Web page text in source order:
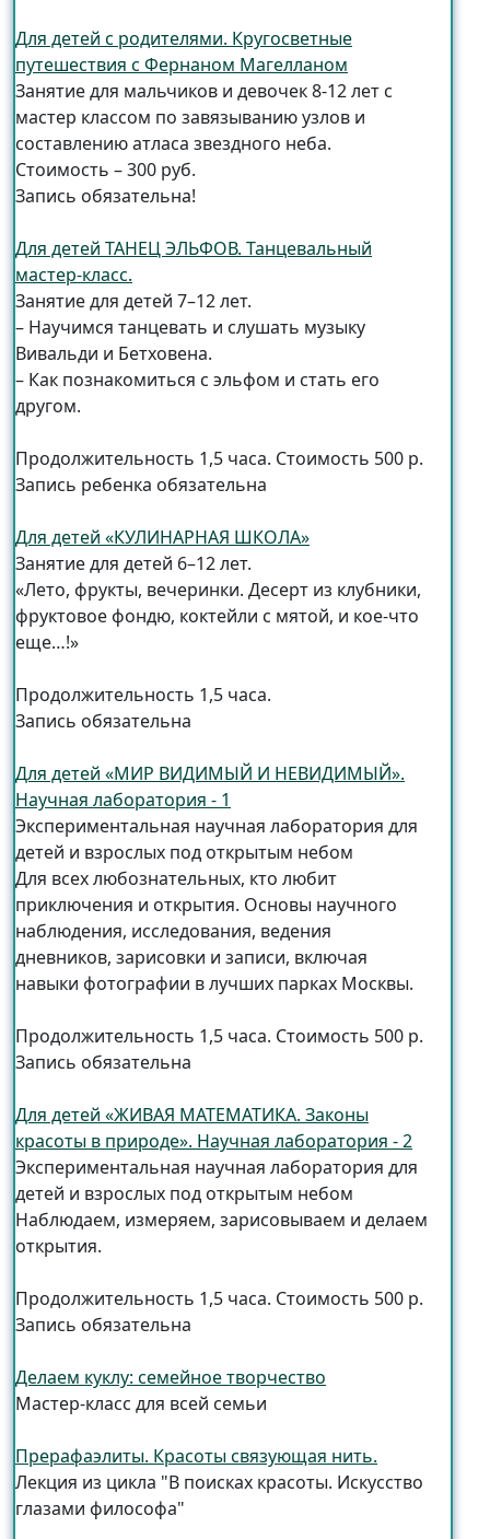
Для детей с родителями. Кругосветные
путешествия с Фернаном Магелланом
Занятие для мальчиков и девочек 8-12 лет с
мастер классом по завязыванию узлов и
составлению атласа звездного неба.
Стоимость – 300 руб.
Запись обязательна!
Для детей ТАНЕЦ ЭЛЬФОВ. Танцевальный
мастер-класс.
Занятие для детей 7–12 лет.
– Научимся танцевать и слушать музыку
Вивальди и Бетховена.
– Как познакомиться с эльфом и стать его
другом.
Продолжительность 1,5 часа. Стоимость 500 р.
Запись ребенка обязательна
Для детей «КУЛИНАРНАЯ ШКОЛА»
Занятие для детей 6–12 лет.
«Лето, фрукты, вечеринки. Десерт из клубники,
фруктовое фондю, коктейли с мятой, и кое-что
еще…!»
Продолжительность 1,5 часа.
Запись обязательна
Для детей «МИР ВИДИМЫЙ И НЕВИДИМЫЙ».
Научная лаборатория - 1
Экспериментальная научная лаборатория для
детей и взрослых под открытым небом
Для всех любознательных, кто любит
приключения и открытия. Основы научного
наблюдения, исследования, ведения
дневников, зарисовки и записи, включая
навыки фотографии в лучших парках Москвы.
Продолжительность 1,5 часа. Стоимость 500 р.
Запись обязательна
Для детей «ЖИВАЯ МАТЕМАТИКА. Законы
красоты в природе». Научная лаборатория - 2
Экспериментальная научная лаборатория для
детей и взрослых под открытым небом
Наблюдаем, измеряем, зарисовываем и делаем
открытия.
Продолжительность 1,5 часа. Стоимость 500 р.
Запись обязательна
Делаем куклу: семейное творчество
Мастер-класс для всей семьи
Прерафаэлиты. Красоты связующая нить.
Лекция из цикла "В поисках красоты. Искусство
глазами философа"